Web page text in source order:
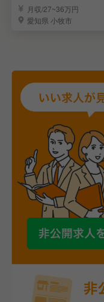
しっかり稼げる！
月収/27~36万円
愛知県 小牧市